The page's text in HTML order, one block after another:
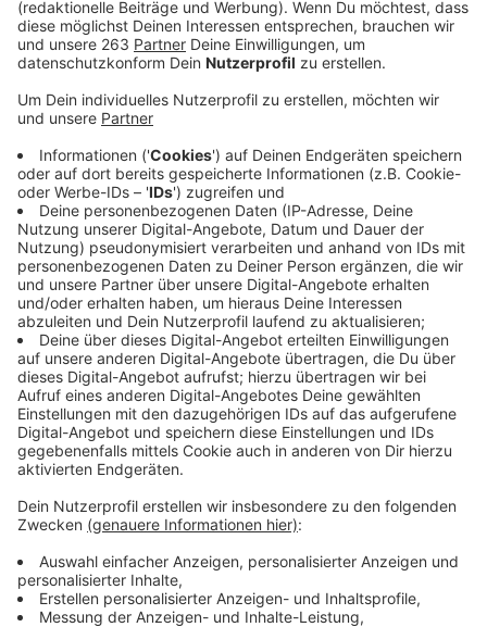
prägenden Momente seines Lebens in Irland - einem
Land, in dem Regen und Licht, Glaube und Zweifel,
Freiheit und Tradition untrennbar miteinander
verbunden sind. Der Musiker öffnet die Türen zu
Erinnerungen, die von familiärem Chaos, rebellischen
sind.
Anzeige
Hier könnt ihr euch das Album anhören
Anzeige
Anzeige
Lead-Single "Take This Heart"
Anzeige
Die Single "Take This Heart", die in London in
Zusammenarbeit mit Dan Bryer entstand, spiegelt